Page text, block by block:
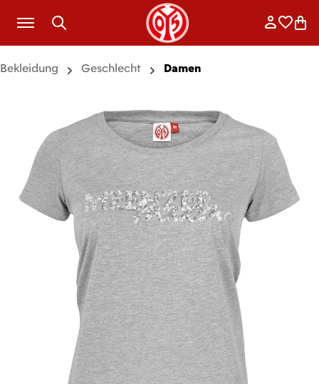
Zum Hauptinhalt springen
Bekleidung Geschlecht Damen